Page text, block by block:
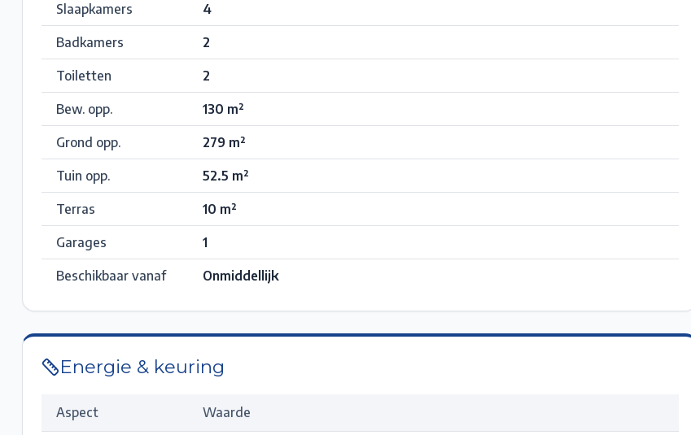
Slaapkamers 4
Badkamers 2
Toiletten 2
Bew. opp. 130 m²
Grond opp. 279 m²
Tuin opp. 52.5 m²
Terras 10 m²
Garages 1
Beschikbaar vanaf Onmiddellijk
Energie & keuring
Aspect Waarde